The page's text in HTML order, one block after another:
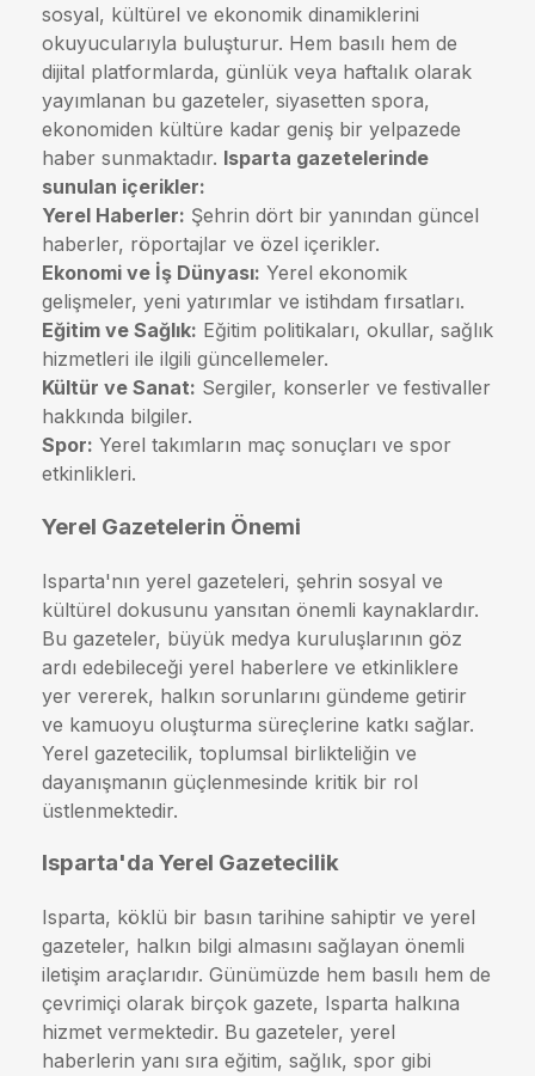
sosyal, kültürel ve ekonomik dinamiklerini
okuyucularıyla buluşturur. Hem basılı hem de
dijital platformlarda, günlük veya haftalık olarak
yayımlanan bu gazeteler, siyasetten spora,
ekonomiden kültüre kadar geniş bir yelpazede
haber sunmaktadır. Isparta gazetelerinde
sunulan içerikler:
Yerel Haberler: Şehrin dört bir yanından güncel
haberler, röportajlar ve özel içerikler.
Ekonomi ve İş Dünyası: Yerel ekonomik
gelişmeler, yeni yatırımlar ve istihdam fırsatları.
Eğitim ve Sağlık: Eğitim politikaları, okullar, sağlık
hizmetleri ile ilgili güncellemeler.
Kültür ve Sanat: Sergiler, konserler ve festivaller
hakkında bilgiler.
Spor: Yerel takımların maç sonuçları ve spor
etkinlikleri.
Yerel Gazetelerin Önemi
Isparta'nın yerel gazeteleri, şehrin sosyal ve
kültürel dokusunu yansıtan önemli kaynaklardır.
Bu gazeteler, büyük medya kuruluşlarının göz
ardı edebileceği yerel haberlere ve etkinliklere
yer vererek, halkın sorunlarını gündeme getirir
ve kamuoyu oluşturma süreçlerine katkı sağlar.
Yerel gazetecilik, toplumsal birlikteliğin ve
dayanışmanın güçlenmesinde kritik bir rol
üstlenmektedir.
Isparta'da Yerel Gazetecilik
Isparta, köklü bir basın tarihine sahiptir ve yerel
gazeteler, halkın bilgi almasını sağlayan önemli
iletişim araçlarıdır. Günümüzde hem basılı hem de
çevrimiçi olarak birçok gazete, Isparta halkına
hizmet vermektedir. Bu gazeteler, yerel
haberlerin yanı sıra eğitim, sağlık, spor gibi